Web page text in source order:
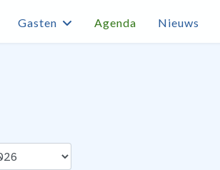
Gasten Agenda Nieuws